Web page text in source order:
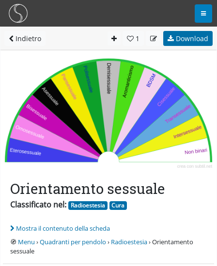
Indietro 1 Download
Orientamento sessuale
Classificato nel: Radioestesia Cura
Mostra il contenuto della scheda
🧭 Menu ›Quadranti per pendolo › Radioestesia› Orientamento
sessuale